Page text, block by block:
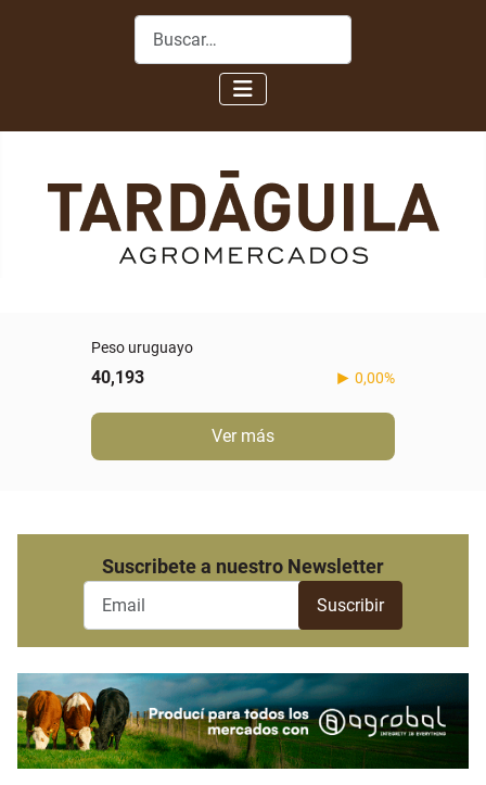
Buscar
Peso uruguayo
40,193 0,00%
Ver más
Suscribete a nuestro Newsletter